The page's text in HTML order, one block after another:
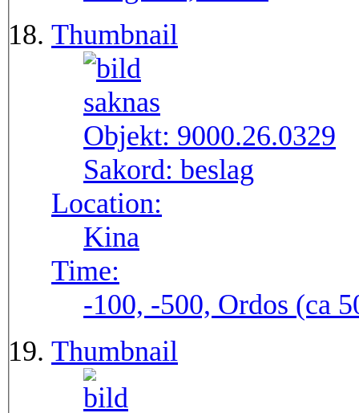
Thumbnail
Objekt: 9000.26.0329
Sakord: beslag
Location:
Kina
Time:
-100, -500, Ordos (ca
Thumbnail